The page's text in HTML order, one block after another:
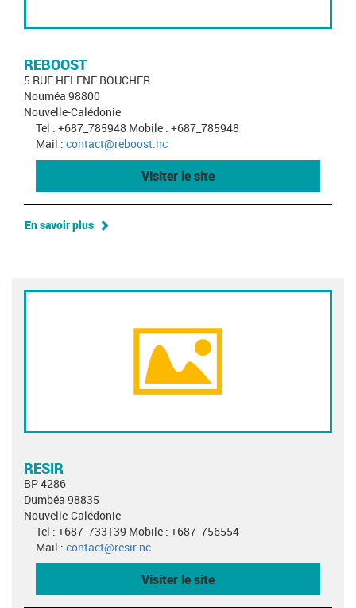
REBOOST
5 RUE HELENE BOUCHER
Nouméa 98800
Nouvelle-Calédonie
Tel : +687_785948 Mobile : +687_785948
Mail : contact@reboost.nc
Visiter le site
En savoir plus
RESIR
BP 4286
Dumbéa 98835
Nouvelle-Calédonie
Tel : +687_733139 Mobile : +687_756554
Mail : contact@resir.nc
Visiter le site